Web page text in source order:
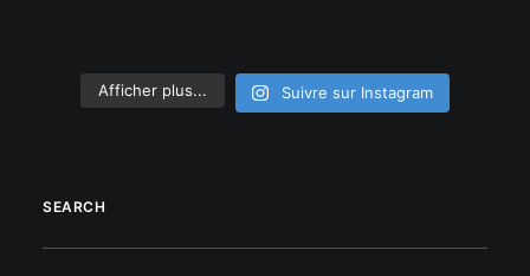
Afficher plus... Suivre sur Instagram
SEARCH